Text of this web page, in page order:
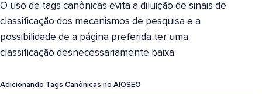
O uso de tags canônicas evita a diluição de sinais de
classificação dos mecanismos de pesquisa e a
possibilidade de a página preferida ter uma
classificação desnecessariamente baixa.
Adicionando Tags Canônicas no AIOSEO